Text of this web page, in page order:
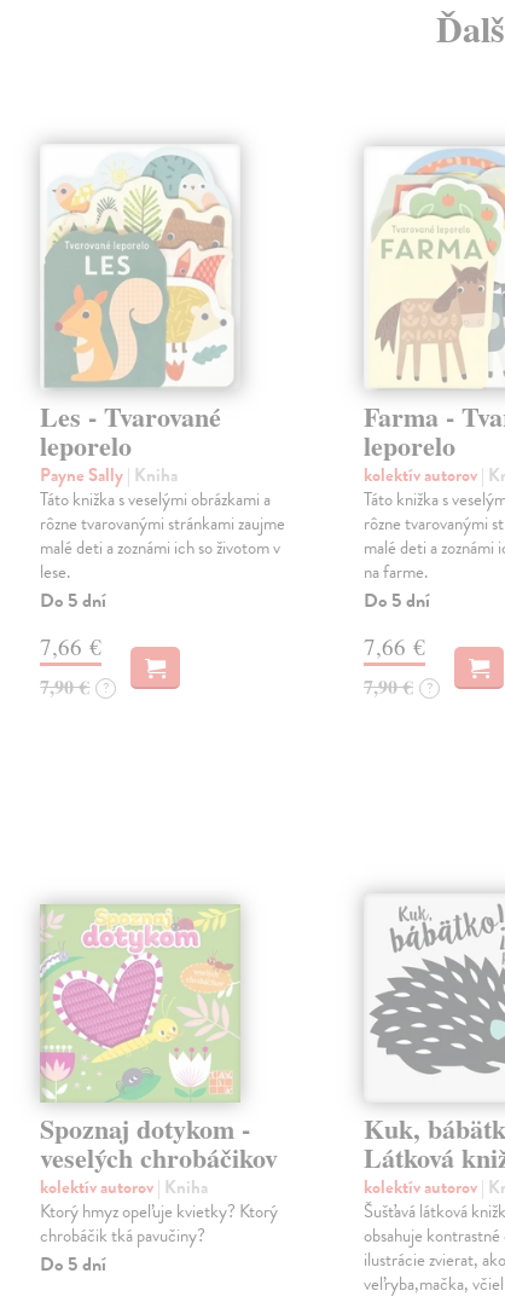
Les - Tvarované
leporelo
Payne Sally| Kniha
Táto knižka s veselými obrázkami a
rôzne tvarovanými stránkami zaujme
malé deti a zoznámi ich so životom v
lese.
Do 5 dní
7,66 €
7,90 € ?
Farma -
leporelo
kolektív autorov|
Táto knižka s
rôzne tvarovanými
malé deti a zoznámi
na farme.
Do 5 dní
7,66 €
7,90 € ?
Spoznaj dotykom -
veselých chrobáčikov
kolektív autorov| Kniha
Ktorý hmyz opeľuje kvietky? Ktorý
chrobáčik tká pavučiny?
Do 5 dní
Kuk,
Látková
kolektív autorov|
Šušťavá látková
obsahuje
ilustrácie zvierat, ako
veľryba,mačka,